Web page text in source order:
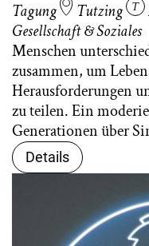
Tagung Tutzing
Gesellschaft & Soziales
Menschen
zusammen, um
Herausforderungen
zu teilen. Ein
Generationen über
Details